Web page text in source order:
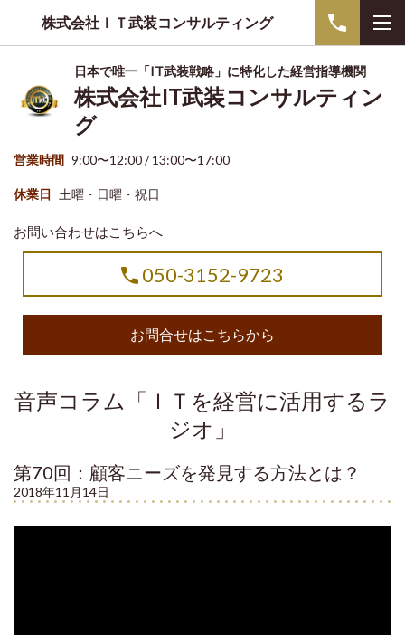
株式会社ＩＴ武装コンサルティング
日本で唯一「IT武装戦略」に特化した経営指導機関
株式会社IT武装コンサルティン
グ
営業時間 9:00〜12:00 / 13:00〜17:00
休業日 土曜・日曜・祝日
お問い合わせはこちらへ
050-3152-9723
お問合せはこちらから
音声コラム「ＩＴを経営に活用するラ
ジオ」
第70回：顧客ニーズを発見する方法とは？
2018年11月14日